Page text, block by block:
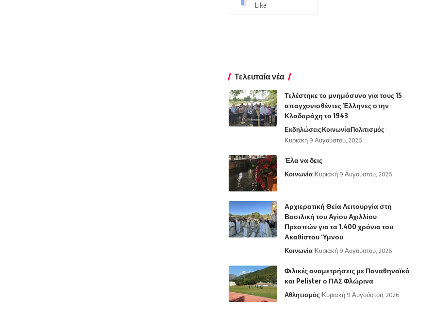
Like
Τελευταία νέα
Τελέστηκε το μνημόσυνο για τους 15
απαγχονισθέντες Έλληνες στην
Κλαδοράχη το 1943
ΕκδηλώσειςΚοινωνίαΠολιτισμός
Κυριακή 9 Αυγούστου, 2026
Έλα να δεις
Κοινωνία Κυριακή 9 Αυγούστου, 2026
Αρχιερατική Θεία Λειτουργία στη
Βασιλική του Αγίου Αχιλλίου
Πρεσπών για τα 1.400 χρόνια του
Ακαθίστου Ύμνου
Κοινωνία Κυριακή 9 Αυγούστου, 2026
Φιλικές αναμετρήσεις με Παναθηναϊκό
και Pelister ο ΠΑΣ Φλώρινα
Αθλητισμός Κυριακή 9 Αυγούστου, 2026